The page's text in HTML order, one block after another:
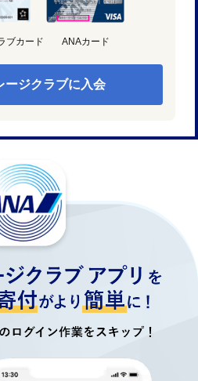
ブカード ANAカード
ージクラブに入会